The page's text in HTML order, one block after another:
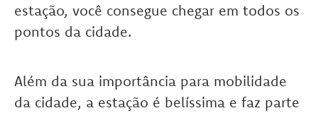
estação, você consegue chegar em todos os
pontos da cidade.
Além da sua importância para mobilidade
da cidade, a estação é belíssima e faz parte